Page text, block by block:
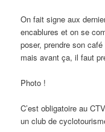
On fait signe aux
encablures et on se
poser, prendre son
mais avant ça, il faut
Photo !
C’est obligatoire au
un club de